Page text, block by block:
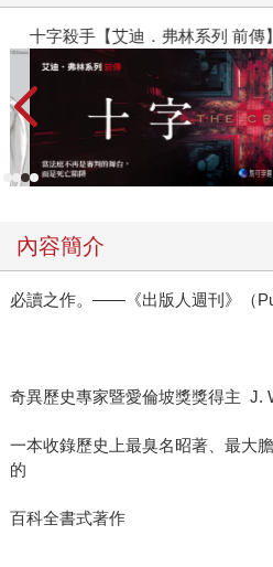
十字殺手【艾迪．弗林系列 前傳】
內容簡介
必讀之作。——《出版人週刊》（
奇異歷史專家暨愛倫坡獎獎得主 J.
一本收錄歷史上最臭名昭著、最大
的
百科全書式著作